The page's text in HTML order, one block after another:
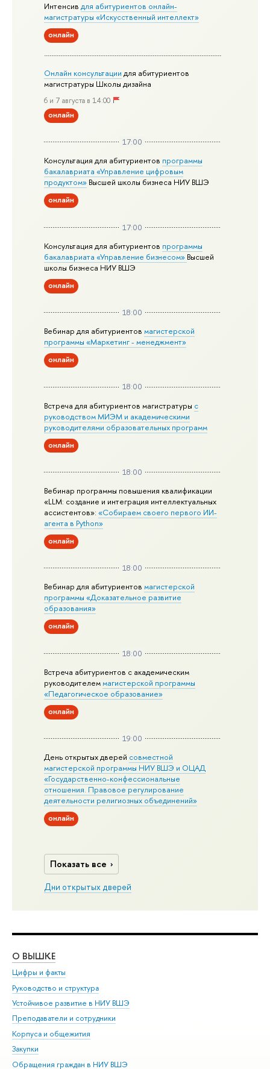
Интенсивдля абитуриентов онлайн-
магистратуры «Искусственный интеллект»
онлайн
Онлайн консультации для абитуриентов
магистратуры Школы дизайна
6 и 7 августа в 14:00
онлайн
17:00
Консультация для абитуриентов программы
бакалавриата «Управление цифровым
продуктом» Высшей школы бизнеса НИУ ВШЭ
онлайн
17:00
Консультация для абитуриентов программы
бакалавриата «Управление бизнесом» Высшей
школы бизнеса НИУ ВШЭ
онлайн
18:00
Вебинар для абитуриентовмагистерской
программы «Маркетинг - менеджмент»
онлайн
18:00
Встреча для абитуриентов магистратуры с
руководством МИЭМ и академическими
руководителями образовательных программ
онлайн
18:00
Вебинар программы повышения квалификации
«LLM: создание и интеграция интеллектуальных
ассистентов»:«Собираем своего первого ИИ-
агента в Python»
онлайн
18:00
Вебинар для абитуриентовмагистерской
программы «Доказательное развитие
образования»
онлайн
18:00
Встреча абитуриентов с академическим
руководителеммагистерской программы
«Педагогическое образование»
онлайн
19:00
День открытых дверей совместной
магистерской программы НИУ ВШЭ и ОЦАД
«Государственно-конфессиональные
отношения. Правовое регулирование
деятельности религиозных объединений»
онлайн
Показать все
Дни открытых дверей
О ВЫШКЕ
Цифры и факты
Руководство и структура
Устойчивое развитие в НИУ ВШЭ
Преподаватели и сотрудники
Корпуса и общежития
Закупки
Обращения граждан в НИУ ВШЭ